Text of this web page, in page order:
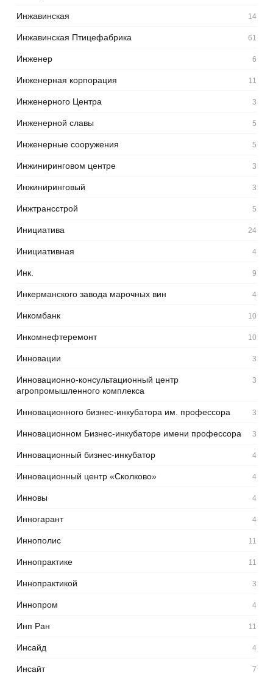
Инжавинская 14
Инжавинская Птицефабрика 61
Инженер 6
Инженерная корпорация 11
Инженерного Центра 3
Инженерной славы 5
Инженерные сооружения 5
Инжиниринговом центре 3
Инжиниринговый 3
Инжтрансстрой 5
Инициатива 24
Инициативная 4
Инк. 9
Инкерманского завода марочных вин 4
Инкомбанк 10
Инкомнефтеремонт 10
Инновации 3
Инновационно-консультационный центр
агропромышленного комплекса
3
Инновационного бизнес-инкубатора им. профессора 3
Инновационном Бизнес-инкубаторе имени профессора 3
Инновационный бизнес-инкубатор 4
Инновационный центр «Сколково» 4
Инновы 4
Инногарант 4
Иннополис 11
Иннопрактике 11
Иннопрактикой 3
Иннопром 4
Инп Ран 11
Инсайд 4
Инсайт 7